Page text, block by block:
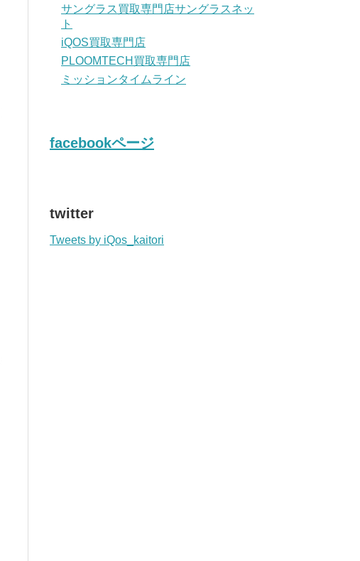
サングラス買取専門店サングラスネッ
ト
iQOS買取専門店
PLOOMTECH買取専門店
ミッションタイムライン
facebookページ
twitter
Tweets by iQos_kaitori